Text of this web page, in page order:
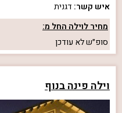
איש קשר: דגנית
מחיר לוילה החל מ:
סופ״שלא עודכן
וילה פינה בנוף